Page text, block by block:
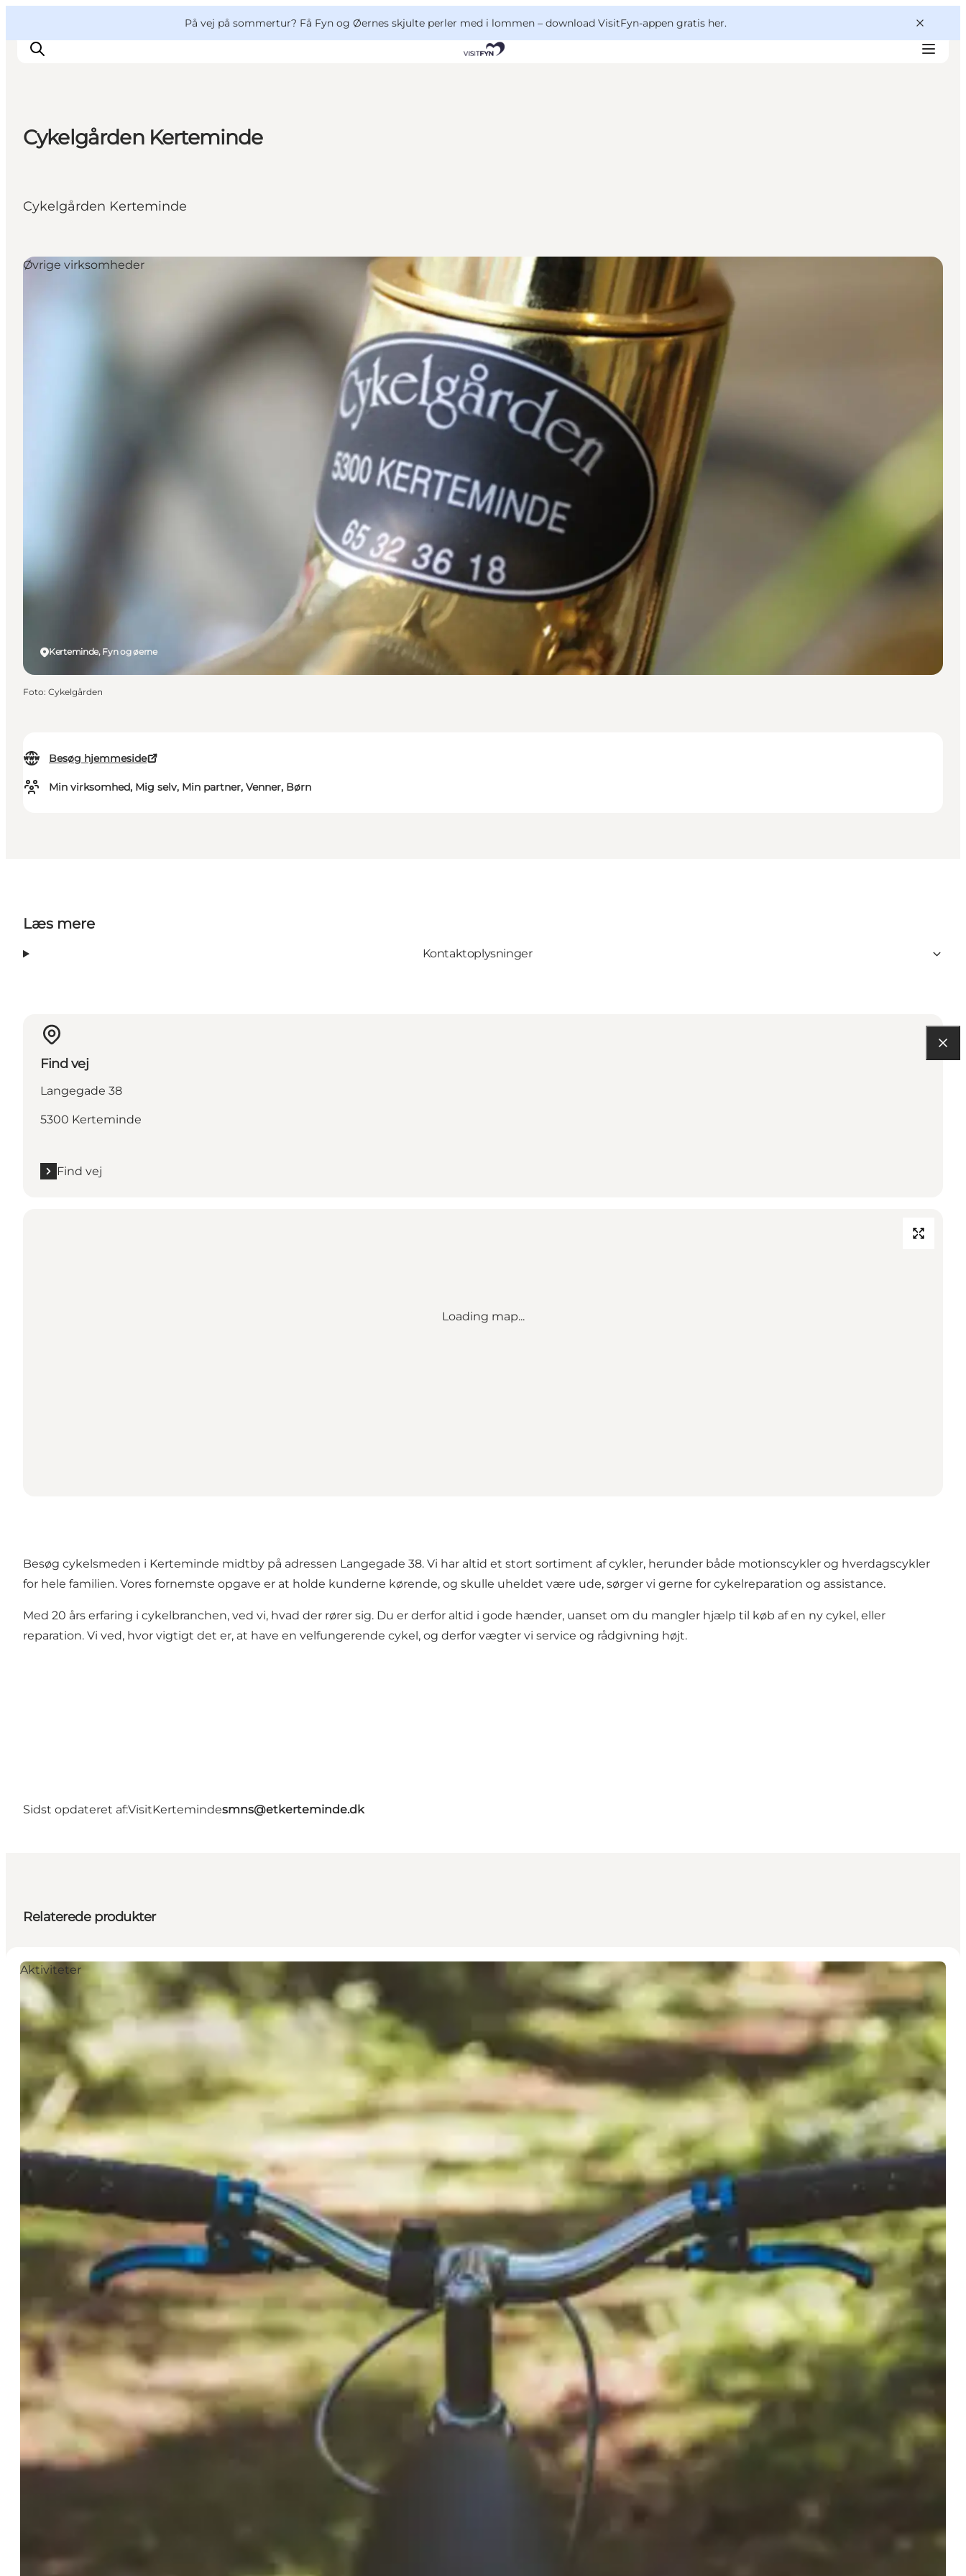
På vej på sommertur? Få Fyn og Øernes skjulte perler med i lommen – download VisitFyn-appen gratis her.
Mad og drikke
Overnatning
Cykelgården Kerteminde
Cykelgården Kerteminde
Besøg hjemmeside
Min virksomhed, Mig selv, Min partner, Venner, Børn
Kerteminde, Fyn og øerne
Øvrige virksomheder
Foto: Cykelgården
Læs mere
Kontaktoplysninger
Find vej
Langegade 38
5300 Kerteminde
Find vej
Loading map...
Besøg cykelsmeden i Kerteminde midtby på adressen Langegade 38. Vi har altid et stort sortiment af cykler, herunder både motionscykler og hverdagscykler
for hele familien. Vores fornemste opgave er at holde kunderne kørende, og skulle uheldet være ude, sørger vi gerne for cykelreparation og assistance.
Med 20 års erfaring i cykelbranchen, ved vi, hvad der rører sig. Du er derfor altid i gode hænder, uanset om du mangler hjælp til køb af en ny cykel, eller
reparation. Vi ved, hvor vigtigt det er, at have en velfungerende cykel, og derfor vægter vi service og rådgivning højt.
Sidst opdateret af:VisitKertemindesmns@etkerteminde.dk
Relaterede produkter
Aktiviteter